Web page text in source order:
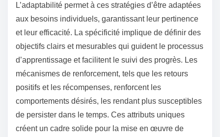
L’adaptabilité permet à ces stratégies d’être adaptées
aux besoins individuels, garantissant leur pertinence
et leur efficacité. La spécificité implique de définir des
objectifs clairs et mesurables qui guident le processus
d’apprentissage et facilitent le suivi des progrès. Les
mécanismes de renforcement, tels que les retours
positifs et les récompenses, renforcent les
comportements désirés, les rendant plus susceptibles
de persister dans le temps. Ces attributs uniques
créent un cadre solide pour la mise en œuvre de